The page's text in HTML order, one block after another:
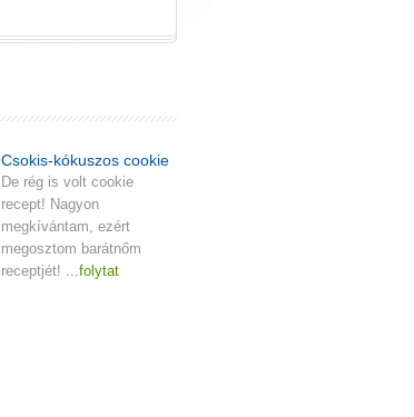
Csokis-kókuszos cookie
De rég is volt cookie
recept! Nagyon
megkívántam, ezért
megosztom barátnőm
receptjét! ...folytat